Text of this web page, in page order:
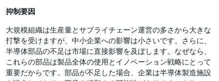
抑制要因
大規模組織は生産量とサプライチェーン運営の多さから大きな
打撃を受けますが、中小企業への影響は小さいです。さらに、
半導体部品の不足は市場に直接影響を及ぼします。なぜなら、
これらの部品は製品全体の使用とイノベーション戦略にとって
重要だからです。部品が不足した場合、企業は半導体製造施設